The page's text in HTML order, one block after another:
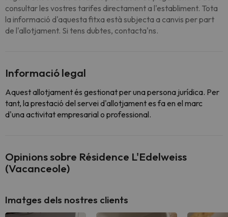
consultar les vostres tarifes directament a l'establiment. Tota
la informació d'aquesta fitxa està subjecta a canvis per part
de l'allotjament. Si tens dubtes, contacta'ns.
Informació legal
Aquest allotjament és gestionat per una persona jurídica. Per
tant, la prestació del servei d'allotjament es fa en el marc
d'una activitat empresarial o professional.
Opinions sobre Résidence L'Edelweiss
(Vacanceole)
Imatges dels nostres clients